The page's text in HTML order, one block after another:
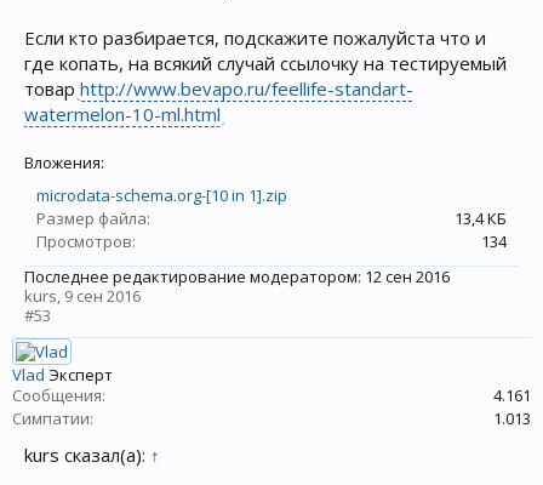
Если кто разбирается, подскажите пожалуйста что и
где копать, на всякий случай ссылочку на тестируемый
товар http://www.bevapo.ru/feellife-standart-
watermelon-10-ml.html
Вложения:
microdata-schema.org-[10 in 1].zip
Размер файла:
13,4 КБ
Просмотров:
134
Последнее редактирование модератором: 12 сен 2016
kurs, 9 сен 2016
#53
Vlad Эксперт
Сообщения:
4.161
Симпатии:
1.013
kurs сказал(а): ↑